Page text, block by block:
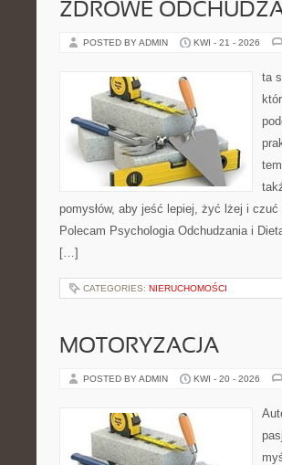
ZDROWE
POSTED BY ADMIN KWI - 21 - 2026
ta
pomysłów, aby jeść lepiej, żyć lżej i
Polecam Psychologia Odchudzania i
[…]
CATEGORIES: NIERUCHOMOŚCI
MOTORYZACJA
POSTED BY ADMIN KWI - 20 - 2026